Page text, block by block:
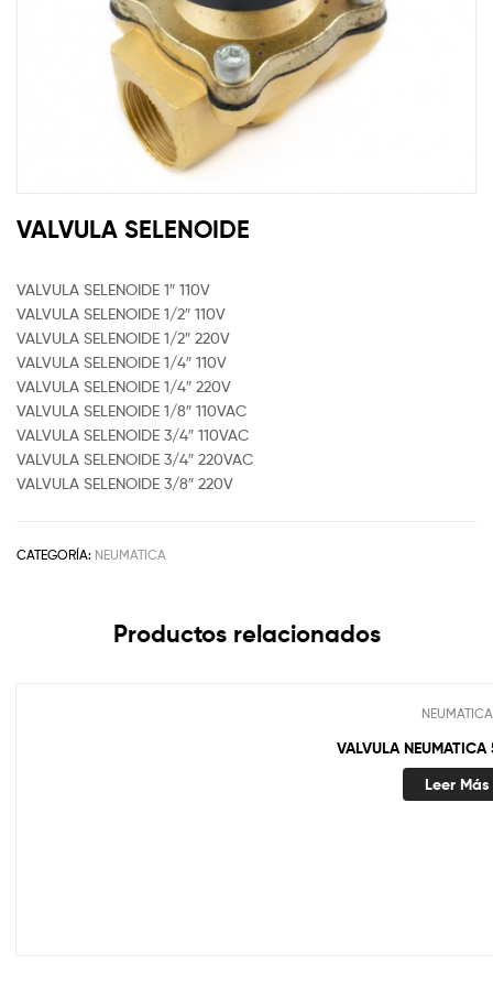
VALVULA SELENOIDE
VALVULA SELENOIDE 1″ 110V
VALVULA SELENOIDE 1/2″ 110V
VALVULA SELENOIDE 1/2″ 220V
VALVULA SELENOIDE 1/4″ 110V
VALVULA SELENOIDE 1/4″ 220V
VALVULA SELENOIDE 1/8″ 110VAC
VALVULA SELENOIDE 3/4″ 110VAC
VALVULA SELENOIDE 3/4″ 220VAC
VALVULA SELENOIDE 3/8″ 220V
CATEGORÍA: NEUMATICA
Productos relacionados
NEUMATICA
VALVULA
Leer Más